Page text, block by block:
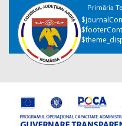
Primăria